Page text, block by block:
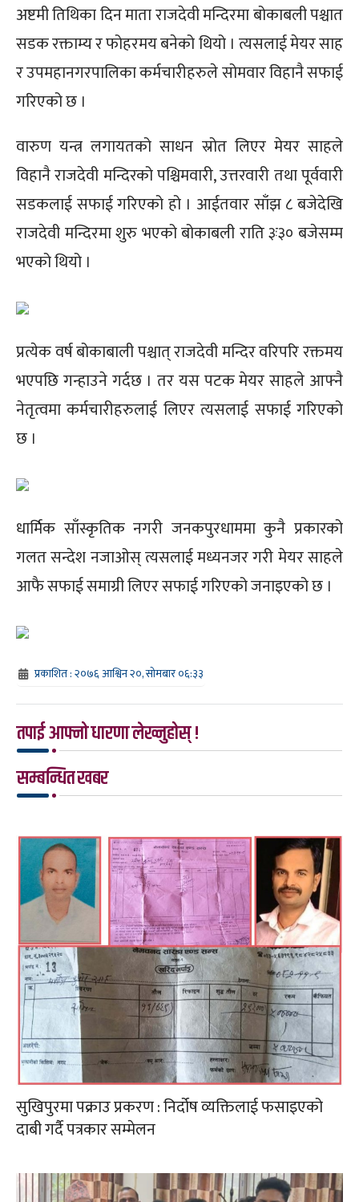
अष्टमी तिथिका दिन माता राजदेवी मन्दिरमा बोकाबली पश्चात
सडक रक्ताम्य र फोहरमय बनेको थियो । त्यसलाई मेयर साह
र उपमहानगरपालिका कर्मचारीहरुले सोमवार विहानै सफाई
गरिएको छ ।
वारुण यन्त्र लगायतको साधन स्रोत लिएर मेयर साहले
विहानै राजदेवी मन्दिरको पश्चिमवारी, उत्तरवारी तथा पूर्ववारी
सडकलाई सफाई गरिएको हो । आईतवार साँझ ८ बजेदेखि
राजदेवी मन्दिरमा शुरु भएको बोकाबली राति ३ः३० बजेसम्म
भएको थियो ।
प्रत्येक वर्ष बोकाबाली पश्चात् राजदेवी मन्दिर वरिपरि रक्तमय
भएपछि गन्हाउने गर्दछ । तर यस पटक मेयर साहले आफ्नै
नेतृत्वमा कर्मचारीहरुलाई लिएर त्यसलाई सफाई गरिएको
छ ।
धार्मिक साँस्कृतिक नगरी जनकपुरधाममा कुनै प्रकारको
गलत सन्देश नजाओस् त्यसलाई मध्यनजर गरी मेयर साहले
आफै सफाई समाग्री लिएर सफाई गरिएको जनाइएको छ ।
प्रकाशित : २०७६ आश्विन २०, सोमबार ०६:३३
तपाई आफ्नो धारणा लेख्नुहोस् !
सम्बन्धित खबर
सुखिपुरमा पक्राउ प्रकरण : निर्दोष व्यक्तिलाई फसाइएको
दाबी गर्दै पत्रकार सम्मेलन